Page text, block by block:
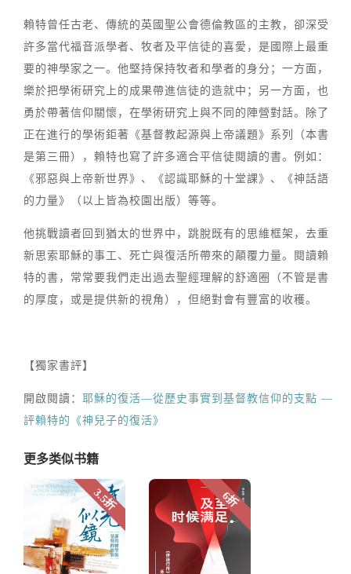
賴特曾任古老、傳統的英國聖公會德倫教區的主教，卻深受
許多當代福音派學者、牧者及平信徒的喜愛，是國際上最重
要的神學家之一。他堅持保持牧者和學者的身分；一方面，
樂於把學術研究上的成果帶進信徒的造就中；另一方面，也
勇於帶著信仰關懷，在學術研究上與不同的陣營對話。除了
正在進行的學術鉅著《基督教起源與上帝議題》系列（本書
是第三冊），賴特也寫了許多適合平信徒閱讀的書。例如：
《邪惡與上帝新世界》、《認識耶穌的十堂課》、《神話語
的力量》（以上皆為校園出版）等等。
他挑戰讀者回到猶太的世界中，跳脫既有的思維框架，去重
新思索耶穌的事工、死亡與復活所帶來的顛覆力量。閱讀賴
特的書，常常要我們走出過去聖經理解的舒適圈（不管是書
的厚度，或是提供新的視角），但絕對會有豐富的收穫。
【獨家書評】
開啟閱讀： 耶穌的復活—從歷史事實到基督教信仰的支點 —
評賴特的《神兒子的復活》
更多类似书籍